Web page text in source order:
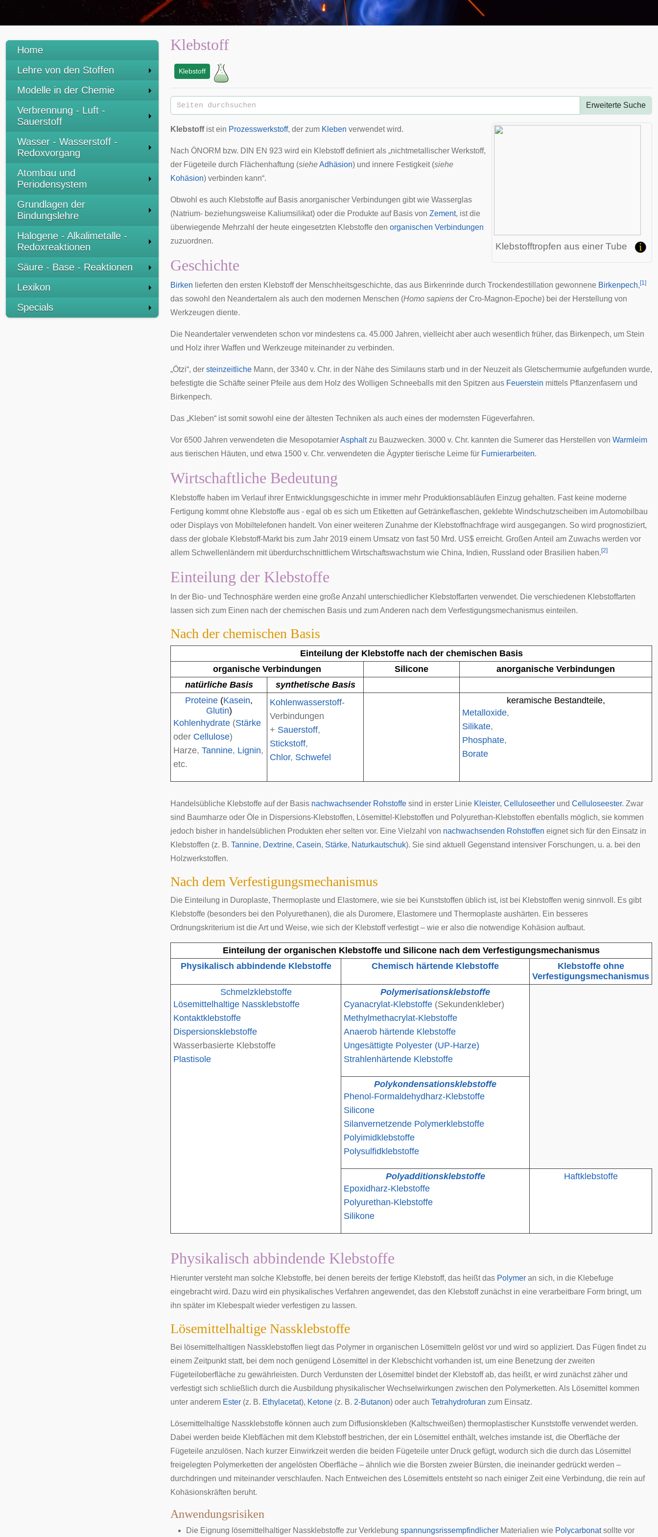
Home
Lehre von den Stoffen
Modelle in der Chemie
Verbrennung - Luft -
Sauerstoff
Wasser - Wasserstoff -
Redoxvorgang
Atombau und
Periodensystem
Grundlagen der
Bindungslehre
Halogene - Alkalimetalle -
Redoxreaktionen
Säure - Base - Reaktionen
Lexikon
Specials
Klebstoff
Klebstoff
Erweiterte Suche
Klebstofftropfen aus einer Tube
Klebstoffist ein Prozesswerkstoff, der zum Kleben verwendet wird.
Nach ÖNORM bzw. DIN EN 923 wird ein Klebstoff definiert als „nichtmetallischer Werkstoff,
der Fügeteile durch Flächenhaftung (sieheAdhäsion) und innere Festigkeit (siehe
Kohäsion) verbinden kann“.
Obwohl es auch Klebstoffe auf Basis anorganischer Verbindungen gibt wie Wasserglas
(Natrium- beziehungsweise Kaliumsilikat) oder die Produkte auf Basis von Zement, ist die
überwiegende Mehrzahl der heute eingesetzten Klebstoffe den organischen Verbindungen
zuzuordnen.
Geschichte
Birken lieferten den ersten Klebstoff der Menschheitsgeschichte, das aus Birkenrinde durch Trockendestillation gewonnene Birkenpech, [1]
das sowohl den Neandertalern als auch den modernen Menschen (Homo sapiens der Cro-Magnon-Epoche) bei der Herstellung von
Werkzeugen diente.
Die Neandertaler verwendeten schon vor mindestens ca. 45.000 Jahren, vielleicht aber auch wesentlich früher, das Birkenpech, um Stein
und Holz ihrer Waffen und Werkzeuge miteinander zu verbinden.
„Ötzi“, der steinzeitliche Mann, der 3340 v. Chr. in der Nähe des Similauns starb und in der Neuzeit als Gletschermumie aufgefunden wurde,
befestigte die Schäfte seiner Pfeile aus dem Holz des Wolligen Schneeballs mit den Spitzen aus Feuerstein mittels Pflanzenfasern und
Birkenpech.
Das „Kleben“ ist somit sowohl eine der ältesten Techniken als auch eines der modernsten Fügeverfahren.
Vor 6500 Jahren verwendeten die MesopotamierAsphaltzu Bauzwecken. 3000 v. Chr. kannten die Sumerer das Herstellen von Warmleim
aus tierischen Häuten, und etwa 1500 v. Chr. verwendeten die Ägypter tierische Leime für Furnierarbeiten.
Wirtschaftliche Bedeutung
Klebstoffe haben im Verlauf ihrer Entwicklungsgeschichte in immer mehr Produktionsabläufen Einzug gehalten. Fast keine moderne
Fertigung kommt ohne Klebstoffe aus - egal ob es sich um Etiketten auf Getränkeflaschen, geklebte Windschutzscheiben im Automobilbau
oder Displays von Mobiltelefonen handelt. Von einer weiteren Zunahme der Klebstoffnachfrage wird ausgegangen. So wird prognostiziert,
dass der globale Klebstoff-Markt bis zum Jahr 2019 einem Umsatz von fast 50 Mrd. US$ erreicht. Großen Anteil am Zuwachs werden vor
allem Schwellenländern mit überdurchschnittlichem Wirtschaftswachstum wie China, Indien, Russland oder Brasilien haben. [2]
Einteilung der Klebstoffe
In der Bio- und Technosphäre werden eine große Anzahl unterschiedlicher Klebstoffarten verwendet. Die verschiedenen Klebstoffarten
lassen sich zum Einen nach der chemischen Basis und zum Anderen nach dem Verfestigungsmechanismus einteilen.
Nach der chemischen Basis
Einteilung der Klebstoffe nach der chemischen Basis
organische Verbindungen
Silicone
anorganische Verbindungen
natürliche Basis
synthetische Basis
Proteine (Kasein,
Glutin)
Kohlenhydrate (Stärke
oder Cellulose)
Harze, Tannine, Lignin,
etc.
Kohlenwasserstoff-
Verbindungen
+ Sauerstoff,
Stickstoff,
Chlor, Schwefel
keramische Bestandteile,
Metalloxide,
Silikate,
Phosphate,
Borate
Handelsübliche Klebstoffe auf der Basis nachwachsender Rohstoffe sind in erster Linie Kleister, Celluloseether und Celluloseester. Zwar
sind Baumharze oder Öle in Dispersions-Klebstoffen, Lösemittel-Klebstoffen und Polyurethan-Klebstoffen ebenfalls möglich, sie kommen
jedoch bisher in handelsüblichen Produkten eher selten vor. Eine Vielzahl von nachwachsenden Rohstoffen eignet sich für den Einsatz in
Klebstoffen (z. B. Tannine, Dextrine, Casein, Stärke, Naturkautschuk). Sie sind aktuell Gegenstand intensiver Forschungen, u. a. bei den
Holzwerkstoffen.
Nach dem Verfestigungsmechanismus
Die Einteilung in Duroplaste, Thermoplaste und Elastomere, wie sie bei Kunststoffen üblich ist, ist bei Klebstoffen wenig sinnvoll. Es gibt
Klebstoffe (besonders bei den Polyurethanen), die als Duromere, Elastomere und Thermoplaste aushärten. Ein besseres
Ordnungskriterium ist die Art und Weise, wie sich der Klebstoff verfestigt – wie er also die notwendige Kohäsion aufbaut.
Einteilung der organischen Klebstoffe und Silicone nach dem Verfestigungsmechanismus
Physikalisch abbindende Klebstoffe
Chemisch härtende Klebstoffe
Klebstoffe ohne
Verfestigungsmechanismus
Schmelzklebstoffe
Lösemittelhaltige Nassklebstoffe
Kontaktklebstoffe
Dispersionsklebstoffe
Wasserbasierte Klebstoffe
Plastisole
Polymerisationsklebstoffe
Cyanacrylat-Klebstoffe (Sekundenkleber)
Methylmethacrylat-Klebstoffe
Anaerob härtende Klebstoffe
Ungesättigte Polyester (UP-Harze)
Strahlenhärtende Klebstoffe
Polykondensationsklebstoffe
Phenol-Formaldehydharz-Klebstoffe
Silicone
Silanvernetzende Polymerklebstoffe
Polyimidklebstoffe
Polysulfidklebstoffe
Polyadditionsklebstoffe
Epoxidharz-Klebstoffe
Polyurethan-Klebstoffe
Silikone
Haftklebstoffe
Physikalisch abbindende Klebstoffe
Hierunter versteht man solche Klebstoffe, bei denen bereits der fertige Klebstoff, das heißt das Polymer an sich, in die Klebefuge
eingebracht wird. Dazu wird ein physikalisches Verfahren angewendet, das den Klebstoff zunächst in eine verarbeitbare Form bringt, um
ihn später im Klebespalt wieder verfestigen zu lassen.
Lösemittelhaltige Nassklebstoffe
Bei lösemittelhaltigen Nassklebstoffen liegt das Polymer in organischen Lösemitteln gelöst vor und wird so appliziert. Das Fügen findet zu
einem Zeitpunkt statt, bei dem noch genügend Lösemittel in der Klebschicht vorhanden ist, um eine Benetzung der zweiten
Fügeteiloberfläche zu gewährleisten. Durch Verdunsten der Lösemittel bindet der Klebstoff ab, das heißt, er wird zunächst zäher und
verfestigt sich schließlich durch die Ausbildung physikalischer Wechselwirkungen zwischen den Polymerketten. Als Lösemittel kommen
unter anderem Ester (z. B. Ethylacetat), Ketone (z. B. 2-Butanon) oder auch Tetrahydrofuran zum Einsatz.
Lösemittelhaltige Nassklebstoffe können auch zum Diffusionskleben (Kaltschweißen) thermoplastischer Kunststoffe verwendet werden.
Dabei werden beide Klebflächen mit dem Klebstoff bestrichen, der ein Lösemittel enthält, welches imstande ist, die Oberfläche der
Fügeteile anzulösen. Nach kurzer Einwirkzeit werden die beiden Fügeteile unter Druck gefügt, wodurch sich die durch das Lösemittel
freigelegten Polymerketten der angelösten Oberfläche – ähnlich wie die Borsten zweier Bürsten, die ineinander gedrückt werden –
durchdringen und miteinander verschlaufen. Nach Entweichen des Lösemittels entsteht so nach einiger Zeit eine Verbindung, die rein auf
Kohäsionskräften beruht.
Anwendungsrisiken
Die Eignung lösemittelhaltiger Nassklebstoffe zur Verklebung spannungsrissempfindlicher Materialien wie Polycarbonatsollte vor